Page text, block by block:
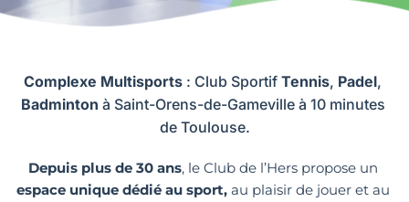
Complexe Multisports : Club Sportif Tennis, Padel
Badminton à Saint-Orens-de-Gameville à 10 minutes
de Toulouse.
Depuis plus de 30 ans
espace unique dédié au sport, au plaisir de jouer et au